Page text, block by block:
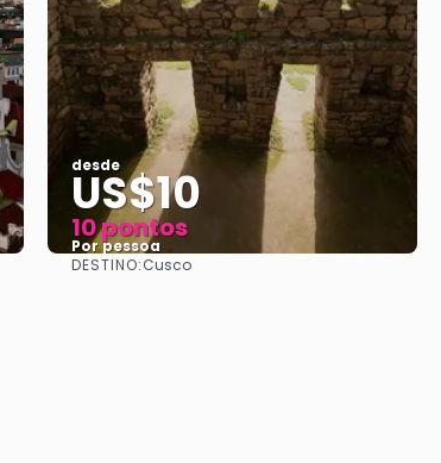
desde
US$10
10 pontos
Por pessoa
DESTINO:Cusco